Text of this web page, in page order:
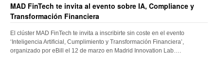
MAD FinTech te invita al evento sobre IA, Compliance y
Transformación Financiera
El clúster MAD FinTech te invita a inscribirte sin coste en el evento
‘Inteligencia Artificial, Cumplimiento y Transformación Financiera’,
organizado por eBill el 12 de marzo en Madrid Innovation Lab….